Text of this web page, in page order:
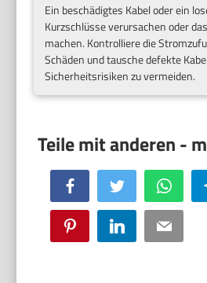
Ein beschädigtes Kabel oder ein
Kurzschlüsse verursachen oder
machen. Kontrolliere die
Schäden und tausche defekte
Sicherheitsrisiken zu vermeiden.
Facebook Twitter
Pinterest LinkedIn Email